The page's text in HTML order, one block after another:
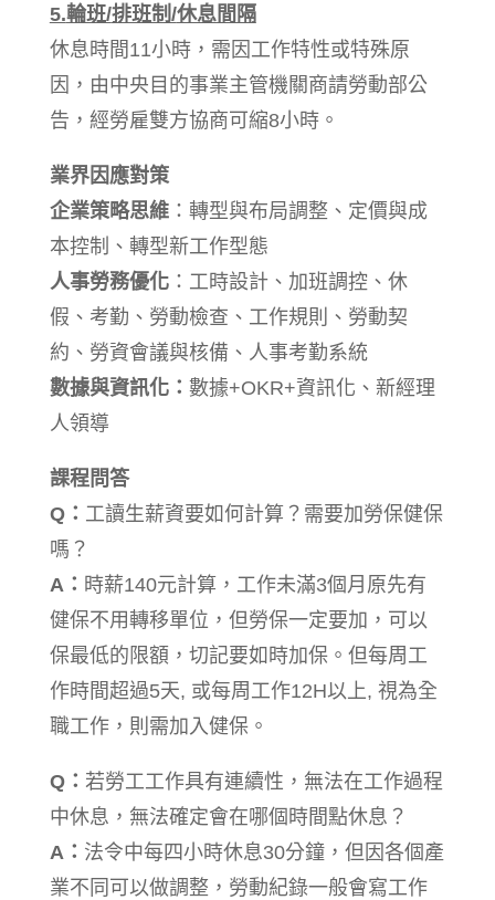
5.輪班/排班制/休息間隔
休息時間11小時，需因工作特性或特殊原
因，由中央目的事業主管機關商請勞動部公
告，經勞雇雙方協商可縮8小時。
業界因應對策
企業策略思維：轉型與布局調整、定價與成
本控制、轉型新工作型態
人事勞務優化：工時設計、加班調控、休
假、考勤、勞動檢查、工作規則、勞動契
約、勞資會議與核備、人事考勤系統
數據與資訊化： 數據+OKR+資訊化、新經理
人領導
課程問答
Q： 工讀生薪資要如何計算？需要加勞保健保
嗎？
A： 時薪140元計算，工作未滿3個月原先有
健保不用轉移單位，但勞保一定要加，可以
保最低的限額，切記要如時加保。但每周工
作時間超過5天, 或每周工作12H以上, 視為全
職工作，則需加入健保。
Q： 若勞工工作具有連續性，無法在工作過程
中休息，無法確定會在哪個時間點休息？
A： 法令中每四小時休息30分鐘，但因各個產
業不同可以做調整，勞動紀錄一般會寫工作